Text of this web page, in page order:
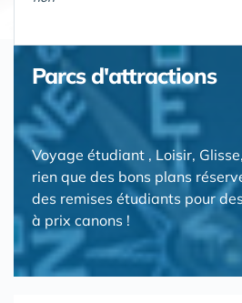
Parcs d'attractions
Voyage étudiant , Loisir,
rien que des bons plans
des remises étudiants pour
à prix canons !